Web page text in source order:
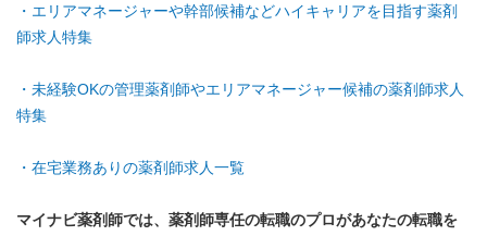
・エリアマネージャーや幹部候補などハイキャリアを目指す薬剤
師求人特集
・未経験OKの管理薬剤師やエリアマネージャー候補の薬剤師求人
特集
・在宅業務ありの薬剤師求人一覧
マイナビ薬剤師では、薬剤師専任の転職のプロがあなたの転職を